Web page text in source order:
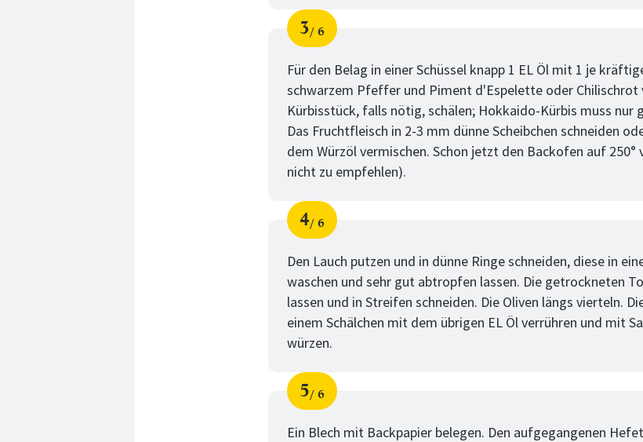
Schritt
3
von
6
Für den Belag in einer Schüssel knapp 1 EL Öl mit 1 je
schwarzem Pfeffer und Piment d'Espelette oder Chilischrot
Kürbisstück, falls nötig, schälen; Hokkaido-Kürbis muss nur
Das Fruchtfleisch in 2-3 mm dünne Scheibchen schneiden
dem Würzöl vermischen. Schon jetzt den Backofen auf
nicht zu empfehlen).
Schritt
4
von
6
Den Lauch putzen und in dünne Ringe schneiden, diese in
waschen und sehr gut abtropfen lassen. Die getrockneten
lassen und in Streifen schneiden. Die Oliven längs vierteln.
einem Schälchen mit dem übrigen EL Öl verrühren und mit
würzen.
Schritt
5
von
6
Ein Blech mit Backpapier belegen. Den aufgegangenen